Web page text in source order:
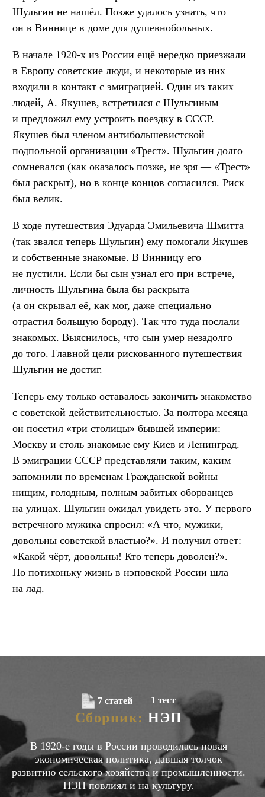
Шульгин не нашёл. Позже удалось узнать, что
он в Виннице в доме для душевнобольных.
В начале 1920-х из России ещё нередко приезжали
в Европу советские люди, и некоторые из них
входили в контакт с эмиграцией. Один из таких
людей, А. Якушев, встретился с Шульгиным
и предложил ему устроить поездку в СССР.
Якушев был членом антибольшевистской
подпольной организации «Трест». Шульгин долго
сомневался (как оказалось позже, не зря — «Трест»
был раскрыт), но в конце концов согласился. Риск
был велик.
В ходе путешествия Эдуарда Эмильевича Шмитта
(так звался теперь Шульгин) ему помогали Якушев
и собственные знакомые. В Винницу его
не пустили. Если бы сын узнал его при встрече,
личность Шульгина была бы раскрыта
(а он скрывал её, как мог, даже специально
отрастил большую бороду). Так что туда послали
знакомых. Выяснилось, что сын умер незадолго
до того. Главной цели рискованного путешествия
Шульгин не достиг.
Теперь ему только оставалось закончить знакомство
с советской действительностью. За полтора месяца
он посетил «три столицы» бывшей империи:
Москву и столь знакомые ему Киев и Ленинград.
В эмиграции СССР представляли таким, каким
запомнили по временам Гражданской войны —
нищим, голодным, полным забитых оборванцев
на улицах. Шульгин ожидал увидеть это. У первого
встречного мужика спросил: «А что, мужики,
довольны советской властью?». И получил ответ:
«Какой чёрт, довольны! Кто теперь доволен?».
Но потихоньку жизнь в нэповской России шла
на лад.
7 статей 1 тест
Сборник: НЭП
В 1920-е годы в России проводилась новая
экономическая политика, давшая толчок
развитию сельского хозяйства и промышленности.
НЭП повлиял и на культуру.